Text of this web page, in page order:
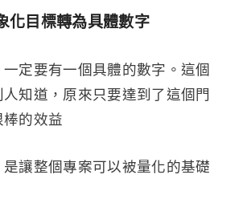
化目標轉為具體數字
定要有一個具體的數字。這個
知道，原來只要達到了這個門
的效益
讓整個專案可以被量化的基礎